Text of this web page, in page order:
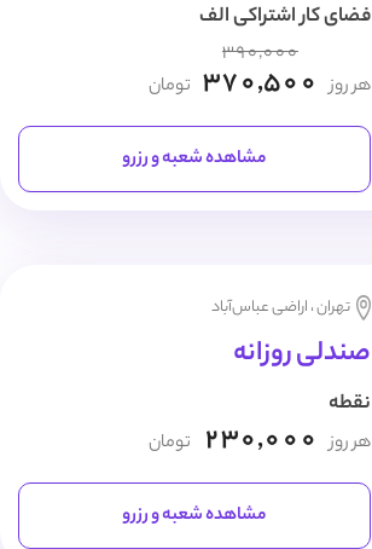
فضای کار اشتراکی الف
هر روز
390,000
370,500 تومان
مشاهده شعبه و رزرو
تهران ، اراضی عباس‌آباد
صندلی روزانه
نقطه
هر روز 230,000 تومان
مشاهده شعبه و رزرو